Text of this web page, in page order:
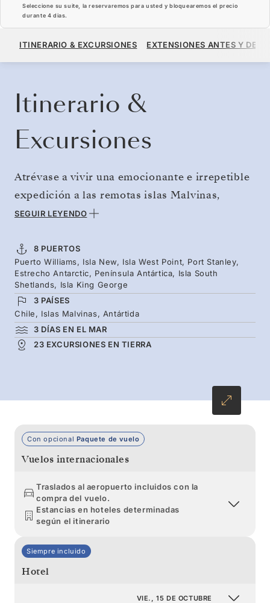
Seleccione su suite, la reservaremos para usted y bloquearemos el precio
durante 4 dias.
21.920 US$
ITINERARIO & EXCURSIONES EXTENSIONES ANTES Y
Itinerario &
Excursiones
Atrévase a vivir una emocionante e irrepetible
expedición a las remotas islas Malvinas,
cruzando el legendario pasaje de Drake y
Después de ganarse los galones, vuelva
cómodamente volando desde la isla Rey Jorge.
En las Malvinas, llegará bajo acantilados
escarpados y podrá observar albatros de ceja
negra y pingüinos saltarrocas. A continuación,
podrá disfrutar de una semana de inmersión en
SEGUIR LEYENDO
8 PUERTOS
Puerto Williams, Isla New, Isla West Point, Port Stanley,
Estrecho Antarctic, Península Antártica, Isla South
Shetlands, Isla King George
3 PAÍSES
Chile, Islas Malvinas, Antártida
3 DÍAS EN EL MAR
23 EXCURSIONES EN TIERRA
Con opcional Paquete de vuelo
Vuelos internacionales
Traslados al aeropuerto incluidos con la
compra del vuelo.
Estancias en hoteles determinadas
según el itinerario
Siempre incluido
Hotel
VIE., 15 DE OCTUBRE